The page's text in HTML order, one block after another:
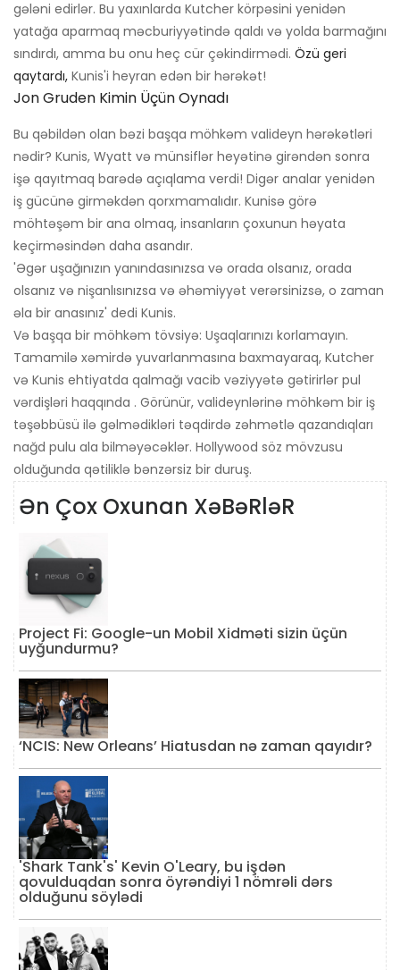
gələni edirlər. Bu yaxınlarda Kutcher körpəsini yenidən
yatağa aparmaq məcburiyyətində qaldı və yolda barmağını
sındırdı, amma bu onu heç cür çəkindirmədi. Özü geri
qaytardı, Kunis'i heyran edən bir hərəkət!
Jon Gruden Kimin Üçün Oynadı
Bu qəbildən olan bəzi başqa möhkəm valideyn hərəkətləri
nədir? Kunis, Wyatt və münsiflər heyətinə girəndən sonra
işə qayıtmaq barədə açıqlama verdi! Digər analar yenidən
iş gücünə girməkdən qorxmamalıdır. Kunisə görə
möhtəşəm bir ana olmaq, insanların çoxunun həyata
keçirməsindən daha asandır.
'Əgər uşağınızın yanındasınızsa və orada olsanız, orada
olsanız və nişanlısınızsa və əhəmiyyət verərsinizsə, o zaman
əla bir anasınız' dedi Kunis.
Və başqa bir möhkəm tövsiyə: Uşaqlarınızı korlamayın.
Tamamilə xəmirdə yuvarlanmasına baxmayaraq, Kutcher
və Kunis ehtiyatda qalmağı vacib vəziyyətə gətirirlər pul
vərdişləri haqqında . Görünür, valideynlərinə möhkəm bir iş
təşəbbüsü ilə gəlmədikləri təqdirdə zəhmətlə qazandıqları
nağd pulu ala bilməyəcəklər. Hollywood söz mövzusu
olduğunda qətiliklə bənzərsiz bir duruş.
Ən Çox Oxunan XəBəRləR
Project Fi: Google-un Mobil Xidməti sizin üçün
uyğundurmu?
‘NCIS: New Orleans’ Hiatusdan nə zaman qayıdır?
'Shark Tank's' Kevin O'Leary, bu işdən
qovulduqdan sonra öyrəndiyi 1 nömrəli dərs
olduğunu söylədi